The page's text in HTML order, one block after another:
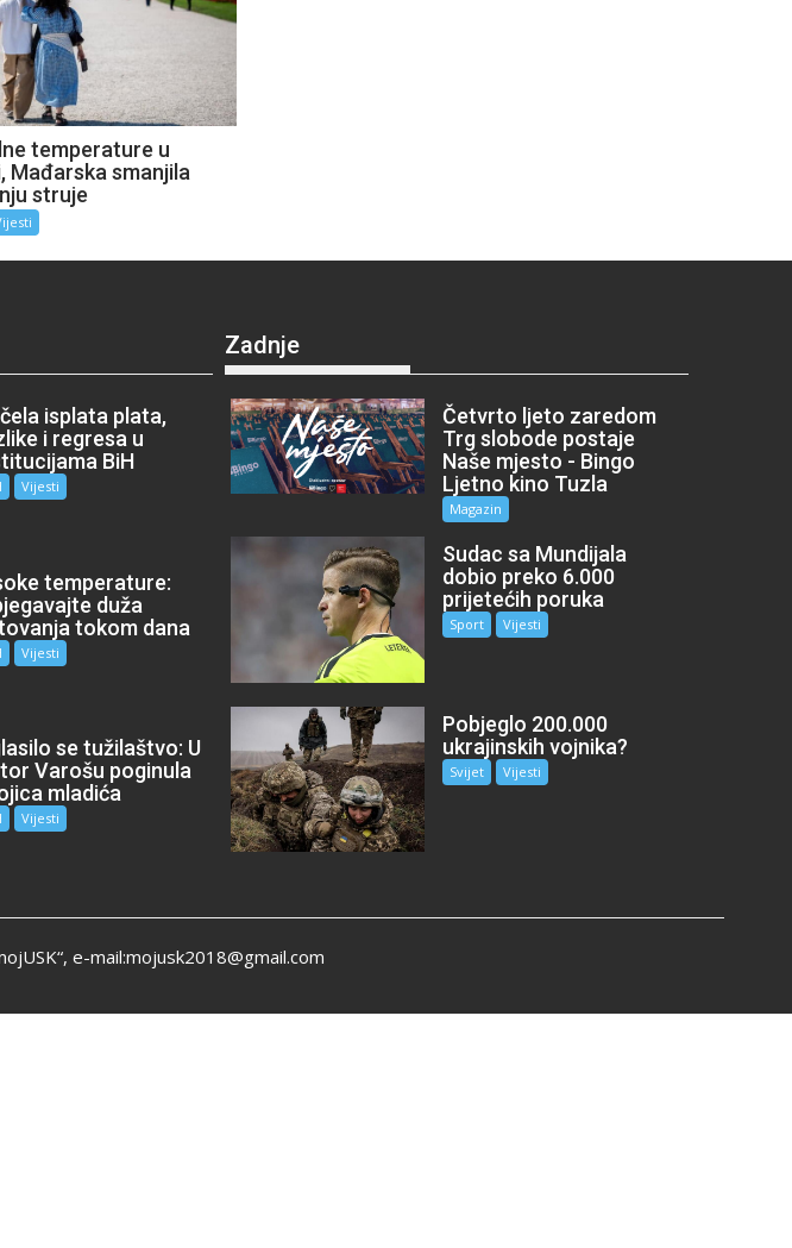
temperature u
Mađarska smanjila
struje
isplata plata,
i regresa u
BiH
Vijesti
temperature:
duža
tokom dana
Vijesti
se tužilaštvo: U
Varošu poginula
mladića
Vijesti
Zadnje
Četvrto ljeto zaredom
Trg slobode postaje
Naše mjesto - Bingo
Ljetno kino Tuzla
Magazin
Sudac sa Mundijala
dobio preko 6.000
prijetećih poruka
Sport Vijesti
Pobjeglo 200.000
ukrajinskih vojnika?
Svijet Vijesti
e-mail:mojusk2018@gmail.com